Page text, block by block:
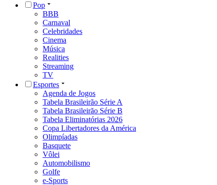
Pop
BBB
Carnaval
Celebridades
Cinema
Música
Realities
Streaming
TV
Esportes
Agenda de Jogos
Tabela Brasileirão Série A
Tabela Brasileirão Série B
Tabela Eliminatórias 2026
Copa Libertadores da América
Olimpíadas
Basquete
Vôlei
Automobilismo
Golfe
e-Sports